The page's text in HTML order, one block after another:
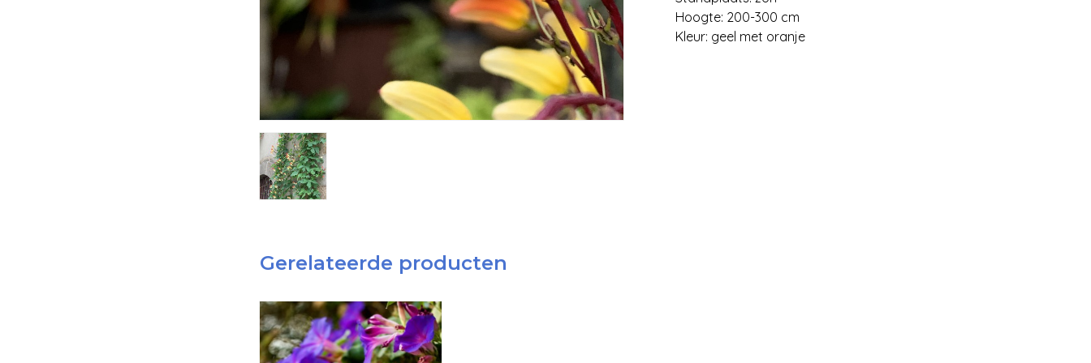
Hoogte: 200-300 cm
Kleur: geel met oranje
Gerelateerde producten